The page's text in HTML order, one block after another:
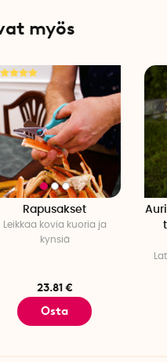
myös
Rapusakset
Leikkaa kovia kuoria ja
kynsiä
23.81 €
Osta